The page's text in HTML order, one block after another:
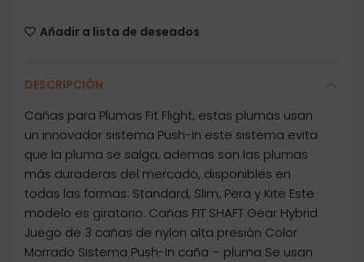
Añadir a lista de deseados
DESCRIPCIÓN
Cañas para Plumas Fit Flight, estas plumas usan
un innovador sistema Push-In este sistema evita
que la pluma se salga, ademas son las plumas
más duraderas del mercado, disponibles en
todas las formas: Standard, Slim, Pera y Kite Este
modelo es giratorio. Cañas FIT SHAFT Gear Hybrid
Juego de 3 cañas de nylon alta presión Color
Morrado Sistema Push-In caña – pluma Se usan